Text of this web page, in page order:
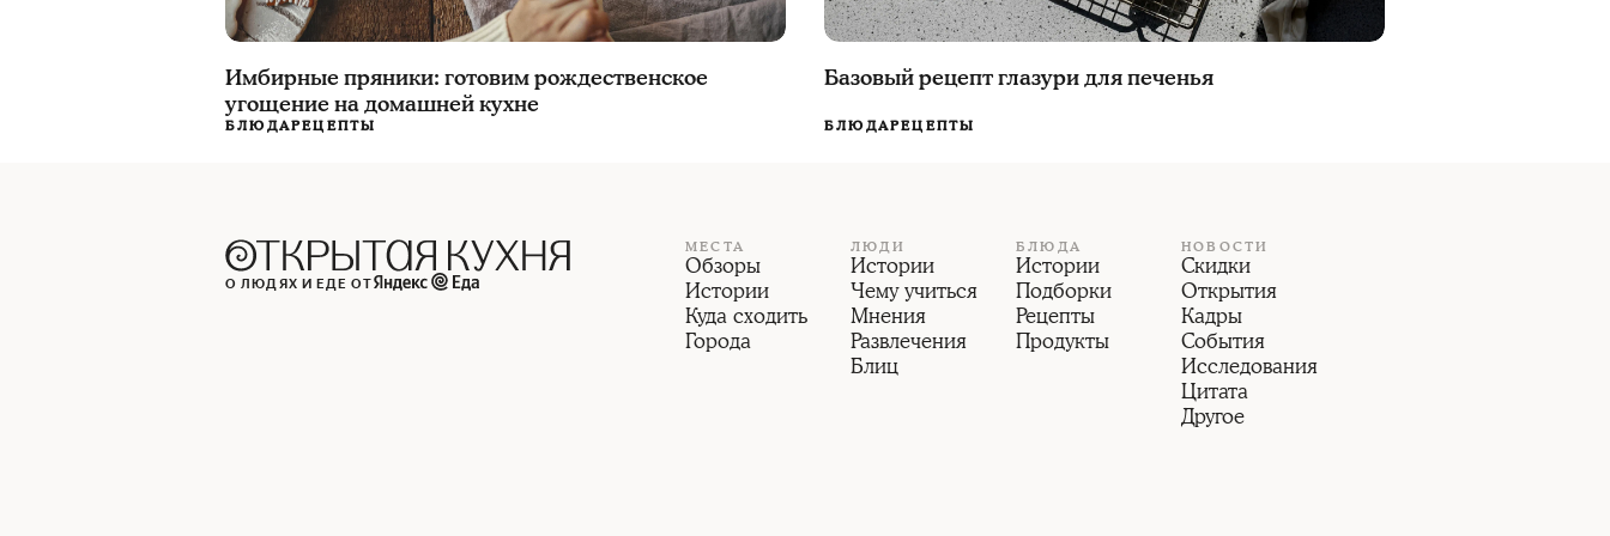
Имбирные пряники: готовим рождественское
угощение на домашней кухне
БЛЮДАРЕЦЕПТЫ
Базовый рецепт глазури для печенья
БЛЮДАРЕЦЕПТЫ
О ЛЮДЯХ И ЕДЕ ОТ
МЕСТА
Обзоры
Истории
Куда сходить
Города
ЛЮДИ
Истории
Чему учиться
Мнения
Развлечения
Блиц
БЛЮДА
Истории
Подборки
Рецепты
Продукты
НОВОСТИ
Скидки
Открытия
Кадры
События
Исследования
Цитата
Другое